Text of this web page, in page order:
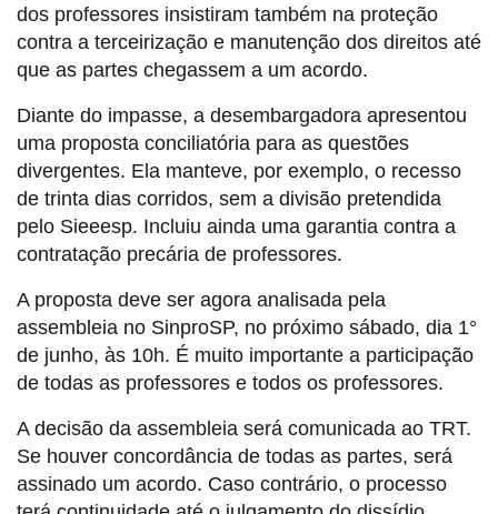
dos professores insistiram também na proteção
contra a terceirização e manutenção dos direitos até
que as partes chegassem a um acordo.
Diante do impasse, a desembargadora apresentou
uma proposta conciliatória para as questões
divergentes. Ela manteve, por exemplo, o recesso
de trinta dias corridos, sem a divisão pretendida
pelo Sieeesp. Incluiu ainda uma garantia contra a
contratação precária de professores.
A proposta deve ser agora analisada pela
assembleia no SinproSP, no próximo sábado, dia 1°
de junho, às 10h. É muito importante a participação
de todas as professores e todos os professores.
A decisão da assembleia será comunicada ao TRT.
Se houver concordância de todas as partes, será
assinado um acordo. Caso contrário, o processo